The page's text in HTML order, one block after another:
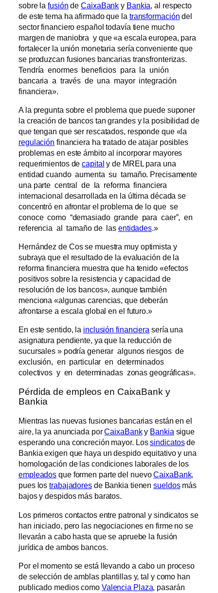
sobre lafusión deCaixaBank y Bankia, al respecto
de este tema ha afirmado que la transformación del
sector financiero español todavía tiene mucho
margen de maniobra y que «a escala europea, para
fortalecer la unión monetaria sería conveniente que
se produzcan fusiones bancarias transfronterizas.
Tendría enormes beneficios para la unión
bancaria a través de una mayor integración
financiera».
A la pregunta sobre el problema que puede suponer
la creación de bancos tan grandes y la posibilidad de
que tengan que ser rescatados, responde que «la
regulación financiera ha tratado de atajar posibles
problemas en este ámbito al incorporar mayores
requerimientos decapital y de MREL para una
entidad cuando aumenta su tamaño. Precisamente
una parte central de la reforma financiera
internacional desarrollada en la última década se
concentró en afrontar el problema de lo que se
conoce como “demasiado grande para caer”, en
referencia al tamaño de las entidades.»
Hernández de Cos se muestra muy optimista y
subraya que el resultado de la evaluación de la
reforma financiera muestra que ha tenido «efectos
positivos sobre la resistencia y capacidad de
resolución de los bancos», aunque también
menciona «algunas carencias, que deberán
afrontarse a escala global en el futuro.»
En este sentido, la inclusión financiera sería una
asignatura pendiente, ya que la reducción de
sucursales » podría generar algunos riesgos de
exclusión, en particular en determinados
colectivos y en determinadas zonas geográficas».
Pérdida de empleos en CaixaBank y
Bankia
Mientras las nuevas fusiones bancarias están en el
aire, la ya anunciada porCaixaBanky Bankia sigue
esperando una concreción mayor. Lossindicatosde
Bankia exigen que haya un despido equitativo y una
homologación de las condiciones laborales de los
empleados que formen parte del nuevoCaixaBank,
pues lostrabajadoresde Bankia tienensueldosmás
bajos y despidos más baratos.
Los primeros contactos entre patronal y sindicatos se
han iniciado, pero las negociaciones en firme no se
llevarán a cabo hasta que se apruebe la fusión
jurídica de ambos bancos.
Por el momento se está llevando a cabo un proceso
de selección de amblas plantillas y, tal y como han
publicado medios como Valencia Plaza, pasarán